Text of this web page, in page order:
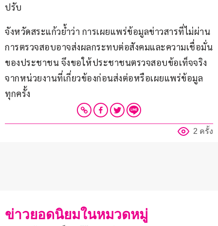
ปรับ
จังหวัดสระแก้วย้ำว่า การเผยแพร่ข้อมูลข่าวสารที่ไม่ผ่าน
การตรวจสอบอาจส่งผลกระทบต่อสังคมและความเชื่อมั่น
ของประชาชน จึงขอให้ประชาชนตรวจสอบข้อเท็จจริง
จากหน่วยงานที่เกี่ยวข้องก่อนส่งต่อหรือเผยแพร่ข้อมูล
ทุกครั้ง
2 ครั้ง
ข่าวยอดนิยมในหมวดหมู่